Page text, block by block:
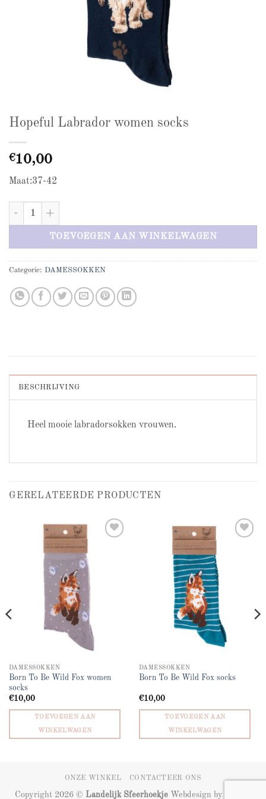
Hopeful Labrador women socks
€10,00
Maat:37-42
Hopeful Labrador women socks aantal
TOEVOEGEN AAN WINKELWAGEN
Categorie: DAMESSOKKEN
BESCHRIJVING
Heel mooie labradorsokken vrouwen.
GERELATEERDE PRODUCTEN
DAMESSOKKEN
Born To Be Wild Fox women
socks
€10,00
TOEVOEGEN AAN
WINKELWAGEN
DAMESSOKKEN
Born To Be Wild Fox socks
€10,00
TOEVOEGEN AAN
WINKELWAGEN
ONZE WINKEL CONTACTEER ONS
Copyright 2026 © Landelijk Sfeerhoekje Webdesign by